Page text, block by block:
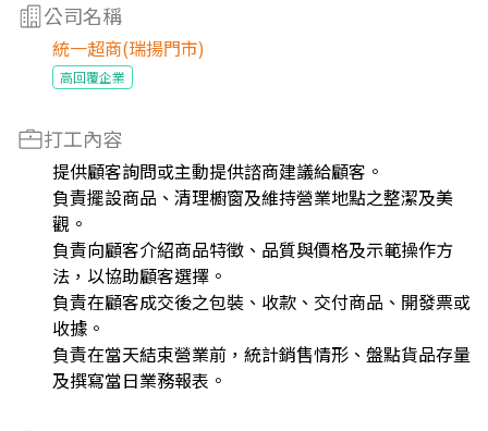
公司名稱
統一超商(瑞揚門市)
高回覆企業
打工內容
提供顧客詢問或主動提供諮商建議給顧客。
負責擺設商品、清理櫥窗及維持營業地點之整潔及美
觀。
負責向顧客介紹商品特徵、品質與價格及示範操作方
法，以協助顧客選擇。
負責在顧客成交後之包裝、收款、交付商品、開發票或
收據。
負責在當天結束營業前，統計銷售情形、盤點貨品存量
及撰寫當日業務報表。